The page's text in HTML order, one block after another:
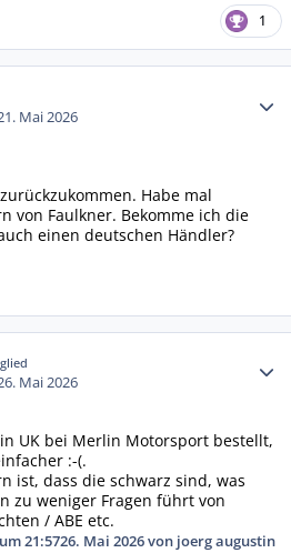
1
Mai 2026
Habe mal
von Faulkner. Bekomme ich die
einen deutschen Händler?
Mai 2026
UK bei Merlin Motorsport bestellt,
:-(.
ist, dass die schwarz sind, was
zu weniger Fragen führt von
/ ABE etc.
21:5726. Mai 2026von joerg augustin